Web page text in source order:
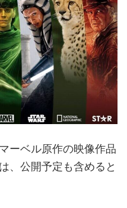
ーベル原作の映像作品
、公開予定も含めると